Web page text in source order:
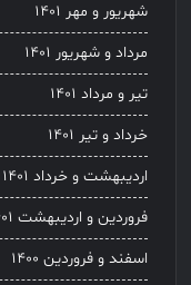
شهریور و مهر ۱۴۰۱
مرداد و شهریور ۱۴۰۱
تیر و مرداد ۱۴۰۱
خرداد و تیر ۱۴۰۱
اردیبهشت و خرداد ۱۴۰۱
فروردین و اردیبهشت ۱۴۰۱
اسفند و فروردین ۱۴۰۰